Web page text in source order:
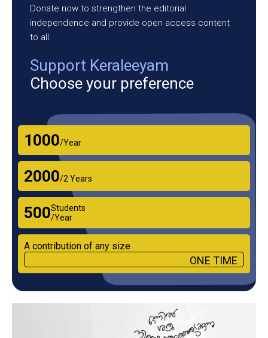
Donate now to strengthen the editorial
independence and provide open access content
to all.
Support Keraleeyam
Choose your preference
₹1000/Year
₹2000/2 Years
₹500Students
/Year
A contribution of any size
ONE TIME